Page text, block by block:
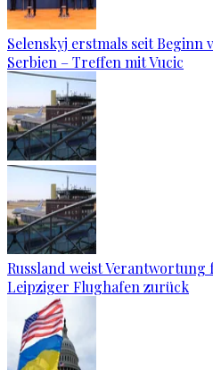
Selenskyj erstmals seit
Serbien – Treffen mit Vucic
Russland weist
Leipziger Flughafen zurück